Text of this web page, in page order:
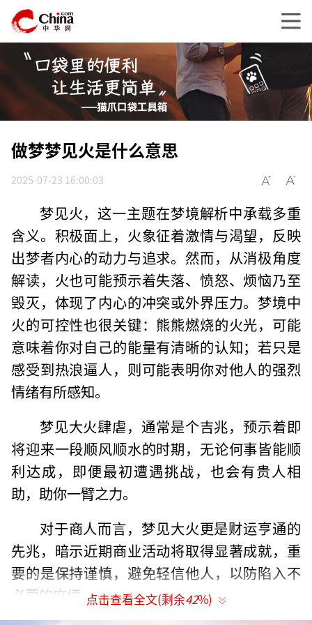
做梦梦见火是什么意思
2025-07-23 16:00:03
梦见火，这一主题在梦境解析中承载多重
含义。积极面上，火象征着激情与渴望，反映
出梦者内心的动力与追求。然而，从消极角度
解读，火也可能预示着失落、愤怒、烦恼乃至
毁灭，体现了内心的冲突或外界压力。梦境中
火的可控性也很关键：熊熊燃烧的火光，可能
意味着你对自己的能量有清晰的认知；若只是
感受到热浪逼人，则可能表明你对他人的强烈
情绪有所感知。
梦见大火肆虐，通常是个吉兆，预示着即
将迎来一段顺风顺水的时期，无论何事皆能顺
利达成，即便最初遭遇挑战，也会有贵人相
助，助你一臂之力。
对于商人而言，梦见大火更是财运亨通的
先兆，暗示近期商业活动将取得显著成就，重
要的是保持谨慎，避免轻信他人，以防陷入不
必要的麻烦。点击查看全文(剩余42%)